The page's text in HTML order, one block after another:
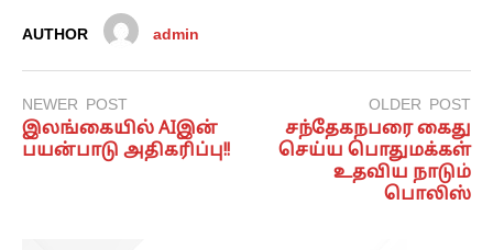
AUTHOR admin
NEWER POST
இலங்கையில் AIஇன்
பயன்பாடு அதிகரிப்பு!!
OLDER POST
சந்தேகநபரை கைது
செய்ய பொதுமக்கள்
உதவிய நாடும்
பொலிஸ்